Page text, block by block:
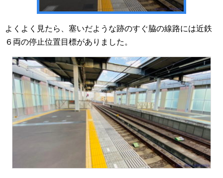
よくよく見たら、塞いだような跡のすぐ脇の線路には近鉄
６両の停止位置目標がありました。